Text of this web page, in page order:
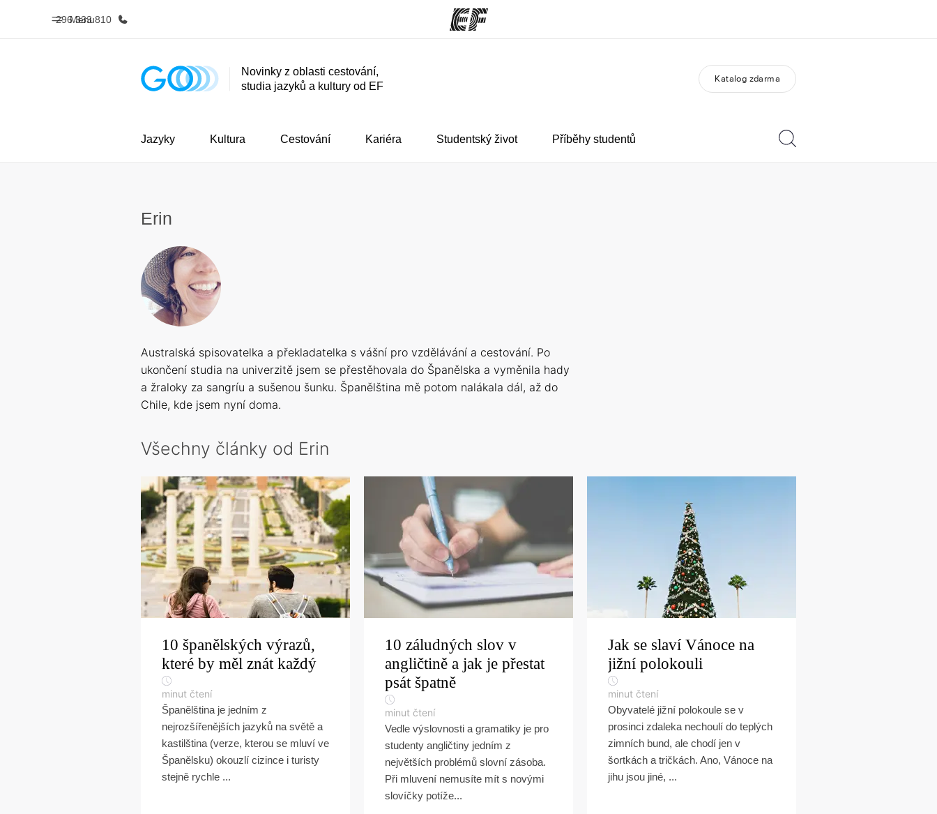
Menu
296 333 810
Domů Všechny programy Kariéra
Novinky z oblasti cestování,
studia jazyků a kultury od EF
Katalog zdarma
Jazyky Kultura Cestování Kariéra Studentský život Příběhy studentů
Erin
Australská spisovatelka a překladatelka s vášní pro vzdělávání a cestování. Po
ukončení studia na univerzitě jsem se přestěhovala do Španělska a vyměnila hady
a žraloky za sangríu a sušenou šunku. Španělština mě potom nalákala dál, až do
Chile, kde jsem nyní doma.
Všechny články od Erin
10 španělských výrazů,
které by měl znát každý
minut čtení
Španělština je jedním z
nejrozšířenějších jazyků na světě a
kastilština (verze, kterou se mluví ve
Španělsku) okouzlí cizince i turisty
stejně rychle ...
10 záludných slov v
angličtině a jak je přestat
psát špatně
minut čtení
Vedle výslovnosti a gramatiky je pro
studenty angličtiny jedním z
největších problémů slovní zásoba.
Při mluvení nemusíte mít s novými
slovíčky potíže...
Jak se slaví Vánoce na
jižní polokouli
minut čtení
Obyvatelé jižní polokoule se v
prosinci zdaleka nechoulí do teplých
zimních bund, ale chodí jen v
šortkách a tričkách. Ano, Vánoce na
jihu jsou jiné, ...